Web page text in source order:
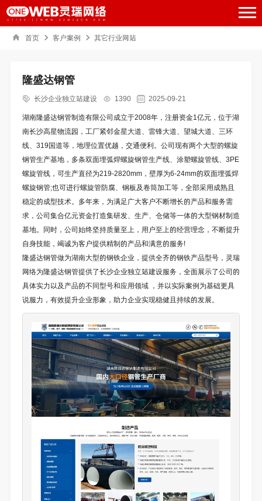
首页 客户案例 其它行业网站
隆盛达钢管
长沙企业独立站建设 1390
2025-09-21
湖南隆盛达钢管制造有限公司成立于2008年，注册资金1亿元，位于湖
南长沙高星物流园，工厂紧邻金星大道、雷锋大道、望城大道、三环
线、319国道等，地理位置优越，交通便利。公司现有两个大型的螺旋
钢管生产基地，多条双面埋弧焊螺旋钢管生产线、涂塑螺旋管线、3PE
螺旋管线，可生产直径为219-2820mm，壁厚为6-24mm的双面埋弧焊
螺旋钢管;也可进行螺旋管防腐、钢板及卷筒加工等，全部采用成熟且
稳定的成型技术。多年来，为满足广大客户不断增长的产品和服务需
求，公司集合亿元资金打造集研发、生产、仓储等一体的大型钢材制造
基地。同时，公司始终坚持质量至上，用户至上的经营理念，不断提升
自身技能，竭诚为客户提供精制的产品和满意的服务!
隆盛达钢管做为湖南大型的钢铁企业，提供全齐的钢铁产品型号，灵瑞
网络为隆盛达钢管提供了长沙企业独立站建设服务，全面展示了公司的
具体实力以及产品的不同型号和应用领域 ，并以实际案例为基础更具
说服力，有效提升企业形象，助力企业实现稳健且持续的发展。